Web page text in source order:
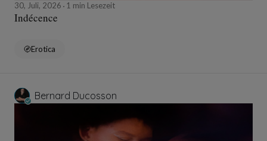
30, Juli, 2026 1 min Lesezeit
Indécence
Erotica
Bernard Ducosson